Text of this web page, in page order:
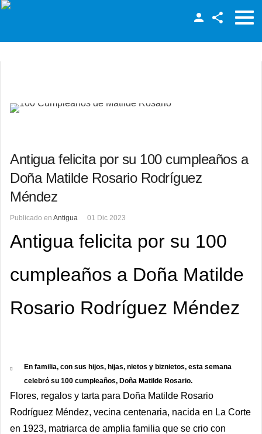
Antigua felicita por su 100 cumpleaños a
Doña Matilde Rosario Rodríguez
Méndez
Publicado en Antigua 01 Dic 2023
Antigua felicita por su 100
cumpleaños a Doña Matilde
Rosario Rodríguez Méndez
En familia, con sus hijos, hijas, nietos y biznietos, esta semana
celebró su 100 cumpleaños, Doña Matilde Rosario.
Flores, regalos y tarta para Doña Matilde Rosario
Rodríguez Méndez, vecina centenaria, nacida en La Corte
en 1923, matriarca de amplia familia que se crio con